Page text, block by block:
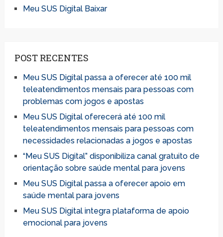
Meu SUS Digital Baixar
POST RECENTES
Meu SUS Digital passa a oferecer até 100 mil
teleatendimentos mensais para pessoas com
problemas com jogos e apostas
Meu SUS Digital oferecerá até 100 mil
teleatendimentos mensais para pessoas com
necessidades relacionadas a jogos e apostas
“Meu SUS Digital” disponibiliza canal gratuito de
orientação sobre saúde mental para jovens
Meu SUS Digital passa a oferecer apoio em
saúde mental para jovens
Meu SUS Digital integra plataforma de apoio
emocional para jovens